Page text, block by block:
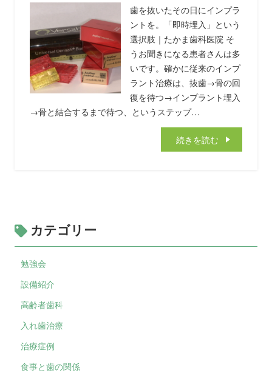
歯を抜いたその日にインプラ
ントを。「即時埋入」という
選択肢｜たかま歯科医院 そ
うお聞きになる患者さんは多
いです。確かに従来のインプ
ラント治療は、抜歯→骨の回
復を待つ→インプラント埋入
→骨と結合するまで待つ、というステップ…
続きを読む
カテゴリー
勉強会
設備紹介
高齢者歯科
入れ歯治療
治療症例
食事と歯の関係